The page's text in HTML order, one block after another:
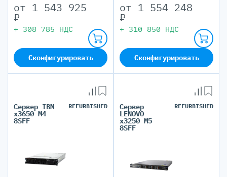
от 1 543 925
₽
+ 308 785 НДС
Сконфигурировать
от 1 554 248
₽
+ 310 850 НДС
Сконфигурировать
Сервер IBM
x3650 M4
8SFF
REFURBISHED Сервер
LENOVO
x3250 M5
8SFF
REFURBISHED